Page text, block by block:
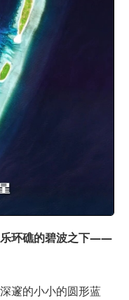
乐环礁的碧波之下——
邃的小小的圆形蓝